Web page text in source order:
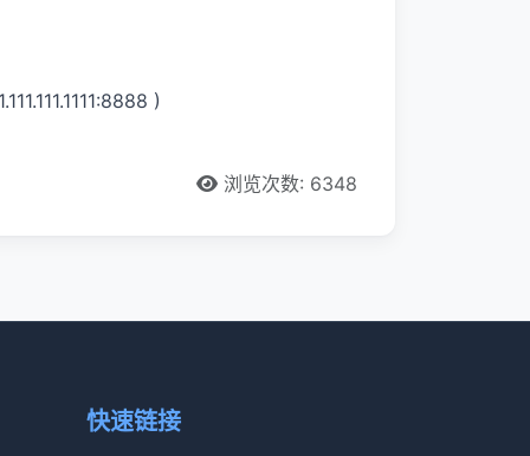
)
浏览次数: 6348
快速链接